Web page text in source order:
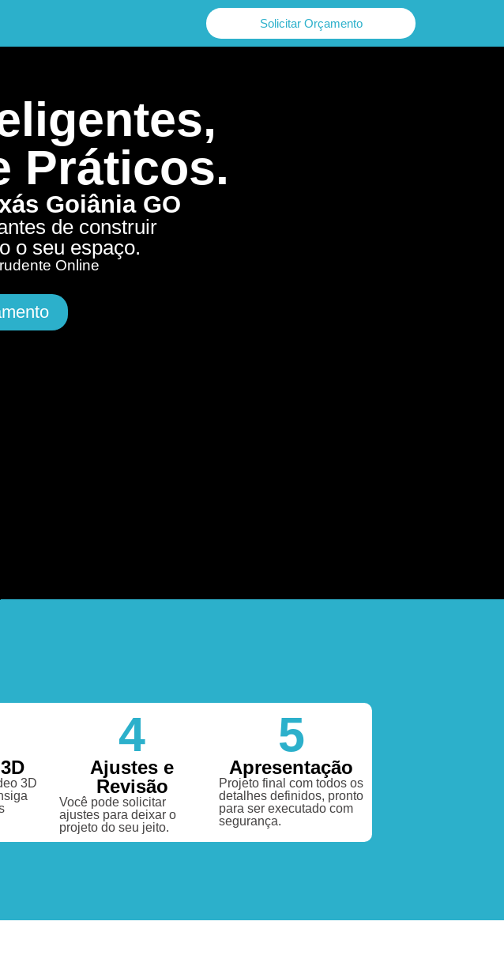
Solicitar Orçamento
Práticos.
Goiânia GO
de construir
o seu espaço.
Online
3D
4
Ajustes e
Revisão
Você pode solicitar
ajustes para deixar o
projeto do seu jeito.
5
Apresentação
Projeto final com todos os
detalhes definidos, pronto
para ser executado com
segurança.